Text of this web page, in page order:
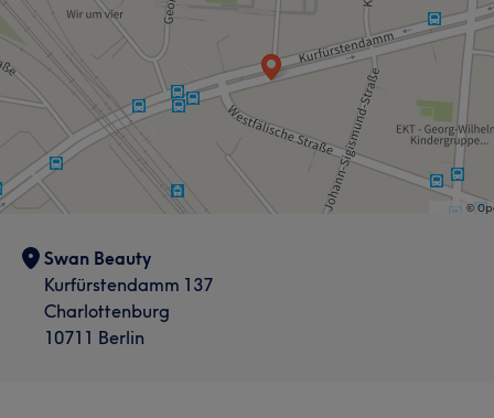
Swan Beauty
Kurfürstendamm 137
Charlottenburg
10711 Berlin